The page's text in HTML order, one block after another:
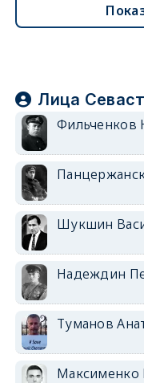
Лица
Фильченков
Шукшин
Надеждин
Туманов
Максименко